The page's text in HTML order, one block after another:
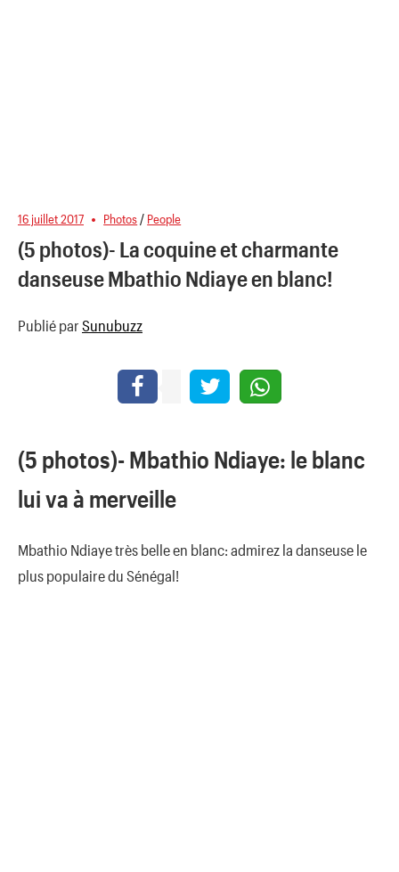
16 juillet 2017 Photos / People
(5 photos)- La coquine et charmante
danseuse Mbathio Ndiaye en blanc!
Publié par Sunubuzz
(5 photos)- Mbathio Ndiaye: le blanc
lui va à merveille
Mbathio Ndiaye très belle en blanc: admirez la danseuse le
plus populaire du Sénégal!